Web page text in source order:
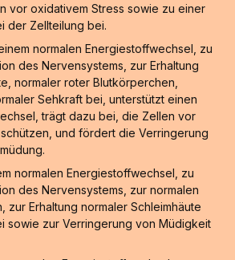
vor oxidativem Stress sowie zu einer
der Zellteilung bei.
normalen Energiestoffwechsel, zu
des Nervensystems, zur Erhaltung
normaler roter Blutkörperchen,
Sehkraft bei, unterstützt einen
trägt dazu bei, die Zellen vor
und fördert die Verringerung
normalen Energiestoffwechsel, zu
des Nervensystems, zur normalen
zur Erhaltung normaler Schleimhäute
sowie zur Verringerung von Müdigkeit